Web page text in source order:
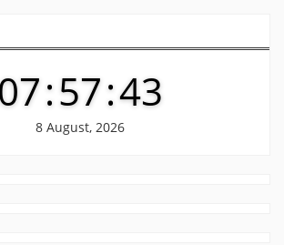
07:57:43
8 August, 2026